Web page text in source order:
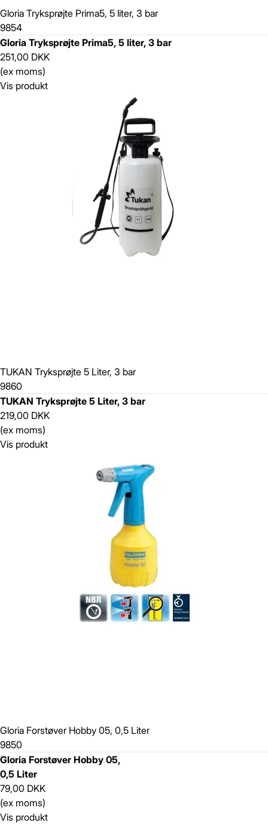
Gloria Tryksprøjte Prima5, 5 liter, 3 bar
9854
Gloria Tryksprøjte Prima5, 5 liter, 3 bar
251,00 DKK
(ex moms)
Vis produkt
TUKAN Tryksprøjte 5 Liter, 3 bar
9860
TUKAN Tryksprøjte 5 Liter, 3 bar
219,00 DKK
(ex moms)
Vis produkt
Gloria Forstøver Hobby 05, 0,5 Liter
9850
Gloria Forstøver Hobby 05,
0,5 Liter
79,00 DKK
(ex moms)
Vis produkt